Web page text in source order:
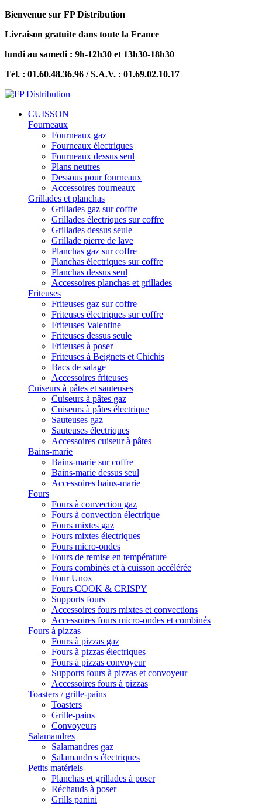
Bienvenue sur FP Distribution
Livraison gratuite dans toute la France
lundi au samedi : 9h-12h30 et 13h30-18h30
Tél. : 01.60.48.36.96 / S.A.V. : 01.69.02.10.17
CUISSON
Fourneaux
Fourneaux gaz
Fourneaux électriques
Fourneaux dessus seul
Plans neutres
Dessous pour fourneaux
Accessoires fourneaux
Grillades et planchas
Grillades gaz sur coffre
Grillades électriques sur coffre
Grillades dessus seule
Grillade pierre de lave
Planchas gaz sur coffre
Planchas électriques sur coffre
Planchas dessus seul
Accessoires planchas et grillades
Friteuses
Friteuses gaz sur coffre
Friteuses électriques sur coffre
Friteuses Valentine
Friteuses dessus seule
Friteuses à poser
Friteuses à Beignets et Chichis
Bacs de salage
Accessoires friteuses
Cuiseurs à pâtes et sauteuses
Cuiseurs à pâtes gaz
Cuiseurs à pâtes électrique
Sauteuses gaz
Sauteuses électriques
Accessoires cuiseur à pâtes
Bains-marie
Bains-marie sur coffre
Bains-marie dessus seul
Accessoires bains-marie
Fours
Fours à convection gaz
Fours à convection électrique
Fours mixtes gaz
Fours mixtes électriques
Fours micro-ondes
Fours de remise en température
Fours combinés et à cuisson accélérée
Four Unox
Fours COOK & CRISPY
Supports fours
Accessoires fours mixtes et convections
Accessoires fours micro-ondes et combinés
Fours à pizzas
Fours à pizzas gaz
Fours à pizzas électriques
Fours à pizzas convoyeur
Supports fours à pizzas et convoyeur
Accessoires fours à pizzas
Toasters / grille-pains
Toasters
Grille-pains
Convoyeurs
Salamandres
Salamandres gaz
Salamandres électriques
Petits matériels
Planchas et grillades à poser
Réchauds à poser
Grills panini